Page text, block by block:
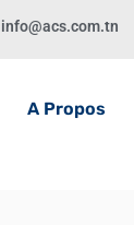
info@acs.com.tn
A Propos